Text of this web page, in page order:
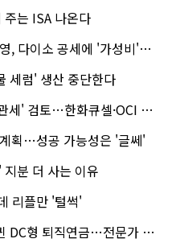
는 ISA 나온다
소 공세에 '가성비'로 맞불
세럼' 생산 중단한다
토…한화큐셀·OCI 영향은?
획…성공 가능성은 '글쎄'
분 더 사는 이유
리플만 '털썩'
형 퇴직연금…전문가 조언은